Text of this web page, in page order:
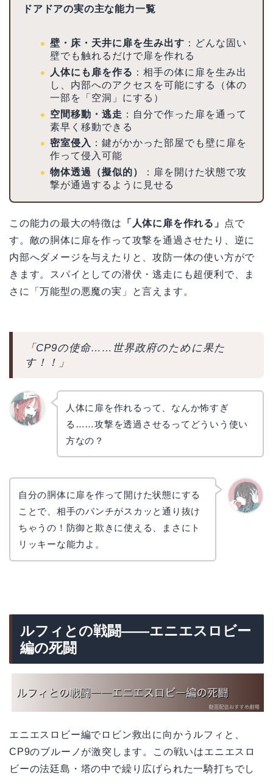
ドアドアの実の主な能力一覧
壁・床・天井に扉を生み出す ：どんな固い
壁でも触れるだけで扉を作れる
人体にも扉を作る ：相手の体に扉を生み出
し、内部へのアクセスを可能にする（体の
一部を「空洞」にする）
空間移動・逃走 ：自分で作った扉を通って
素早く移動できる
密室侵入 ：鍵がかかった部屋でも壁に扉を
作って侵入可能
物体透過（擬似的）
：扉を開けた状態で攻
撃が通過するように見せる
この能力の最大の特徴は 「人体に扉を作れる」
点で
す。敵の胴体に扉を作って攻撃を通過させたり、逆に
内部へダメージを与えたりと、攻防一体の使い方がで
きます。スパイとしての潜伏・逃走にも超便利で、ま
さに「万能型の悪魔の実」と言えます。
「CP9の使命……世界政府のために果た
す！！」
人体に扉を作れるって、なんか怖すぎ
る……攻撃を透過させるってどういう使い
方なの？
自分の胴体に扉を作って開けた状態にする
ことで、相手のパンチがスカッと通り抜け
ちゃうの！防御と欺きに使える、まさにト
リッキーな能力よ。
ルフィとの戦闘――エニエスロビー
編の死闘
エニエスロビー編でロビン救出に向かうルフィと、
CP9のブルーノが激突します。この戦いはエニエスロ
ビーの法廷島・塔の中で繰り広げられた一騎打ちでし